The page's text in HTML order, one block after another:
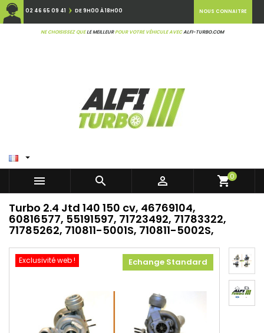
02 46 65 09 41 DE 9H00 À 18H00
NE CHOISISSEZ QUELE MEILLEURPOUR VOTRE VÉHICULE AVECALFI-TURBO.COM
NOUS CONNAITRE

   shopping_cart0
Turbo 2.4 Jtd 140 150 cv, 46769104,
60816577, 55191597, 71723492, 71783322,
71785262, 710811-5001S, 710811-5002S,
Exclusivité web ! Echange Standard